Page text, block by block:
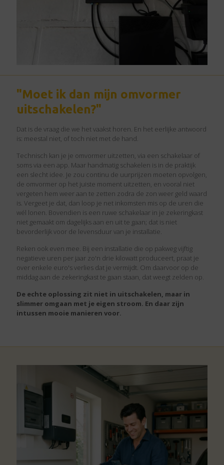
"Moet ik dan mijn omvormer
uitschakelen?"
Dat is de vraag die we het vaakst horen. En het eerlijke antwoord
is: meestal niet, of toch niet met de hand.
Technisch kan je je omvormer uitzetten, via een schakelaar of
soms via een app. Maar handmatig schakelen is in de praktijk
een slecht idee. Je zou continu de uurprijzen moeten opvolgen,
de omvormer op het juiste moment uitzetten, en vooral niet
vergeten hem weer aan te zetten zodra de zon weer geld waard
is. Vergeet je dat, dan loop je net inkomsten mis op de uren die
wél lonen. Bovendien is een ruwe schakelaar in je zekeringkast
niet gemaakt om dagelijks aan en uit te gaan; dat is niet
bevorderlijk voor de levensduur van je installatie.
Reken ook even mee. Bij een installatie die op pakweg vijftig
negatieve uren per jaar zo'n drie kilowatt produceert, praat je
over enkele euro's verlies dat je vermijdt. Om daarvoor op de
middag aan de zekeringkast te gaan staan, dat weegt zelden op.
De echte oplossing zit niet in uitschakelen, maar in
slimmer omgaan met je eigen stroom. En daar zijn
intussen mooie manieren voor.